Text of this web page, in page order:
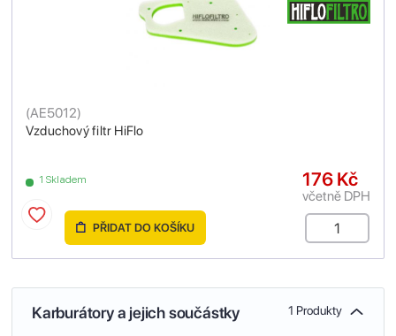
Vzduchový filtr HiFlo
(AE5012)
1 Skladem 176 Kč
včetně DPH
PŘIDAT DO KOŠÍKU
Karburátory a jejich součástky 1 Produkty